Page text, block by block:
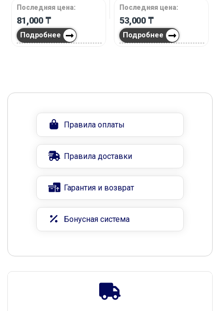
Последняя цена:
81,000 ₸
Подробнее
Последняя цена:
53,000 ₸
Подробнее
Правила оплаты
Правила доставки
Гарантия и возврат
Бонусная система